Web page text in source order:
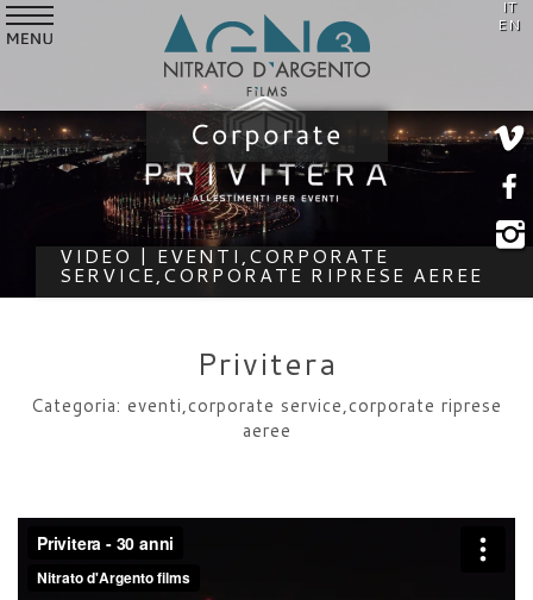
SERVIZI
VIDEO
STILE
CLIENTI
CHI SIAMO
NEWS
IT
EN
VIDEO | EVENTI,CORPORATE
SERVICE,CORPORATE RIPRESE AEREE
Privitera
Categoria: eventi,corporate service,corporate riprese
aeree